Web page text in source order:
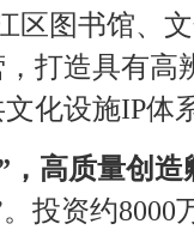
区图书馆、
打造具有高
化设施IP体
高质量创造
投资约8000